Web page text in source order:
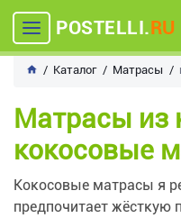
POSTELLI.RU
Каталог Матрасы
Матрасы из
кокосовые
Кокосовые матрасы я
предпочитает жёсткую